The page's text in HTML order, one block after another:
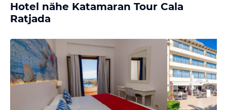
Hotel nähe Katamaran Tour Cala
Ratjada